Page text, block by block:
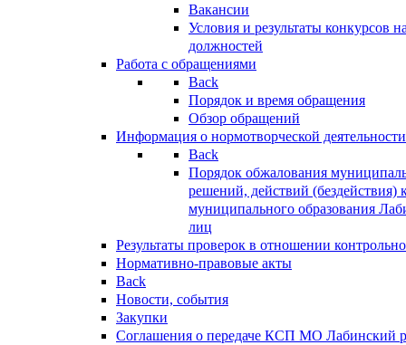
Вакансии
Условия и результаты конкурсов
должностей
Работа с обращениями
Back
Порядок и время обращения
Обзор обращений
Информация о нормотворческой деятельности
Back
Порядок обжалования
решений, действий (бездействия)
муниципального образования
лиц
Результаты проверок в отношении
Нормативно-правовые акты
Back
Новости, события
Закупки
Соглашения о передаче КСП МО Лабинский